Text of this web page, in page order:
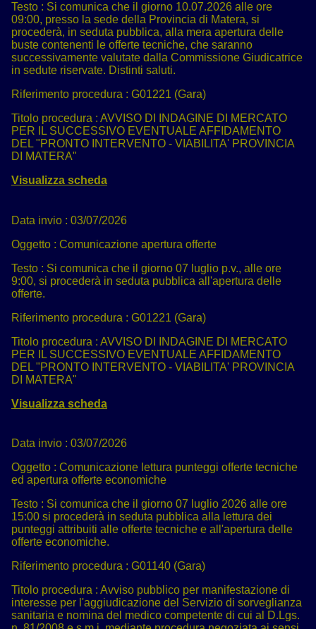
Testo : Si comunica che il giorno 10.07.2026 alle ore
09:00, presso la sede della Provincia di Matera, si
procederà, in seduta pubblica, alla mera apertura delle
buste contenenti le offerte tecniche, che saranno
successivamente valutate dalla Commissione Giudicatrice
in sedute riservate. Distinti saluti.
Riferimento procedura : G01221 (Gara)
Titolo procedura : AVVISO DI INDAGINE DI MERCATO
PER IL SUCCESSIVO EVENTUALE AFFIDAMENTO
DEL "PRONTO INTERVENTO - VIABILITA' PROVINCIA
DI MATERA"
Visualizza scheda
Data invio : 03/07/2026
Oggetto : Comunicazione apertura offerte
Testo : Si comunica che il giorno 07 luglio p.v., alle ore
9:00, si procederà in seduta pubblica all'apertura delle
offerte.
Riferimento procedura : G01221 (Gara)
Titolo procedura : AVVISO DI INDAGINE DI MERCATO
PER IL SUCCESSIVO EVENTUALE AFFIDAMENTO
DEL "PRONTO INTERVENTO - VIABILITA' PROVINCIA
DI MATERA"
Visualizza scheda
Data invio : 03/07/2026
Oggetto : Comunicazione lettura punteggi offerte tecniche
ed apertura offerte economiche
Testo : Si comunica che il giorno 07 luglio 2026 alle ore
15:00 si procederà in seduta pubblica alla lettura dei
punteggi attribuiti alle offerte tecniche e all'apertura delle
offerte economiche.
Riferimento procedura : G01140 (Gara)
Titolo procedura : Avviso pubblico per manifestazione di
interesse per l'aggiudicazione del Servizio di sorveglianza
sanitaria e nomina del medico competente di cui al D.Lgs.